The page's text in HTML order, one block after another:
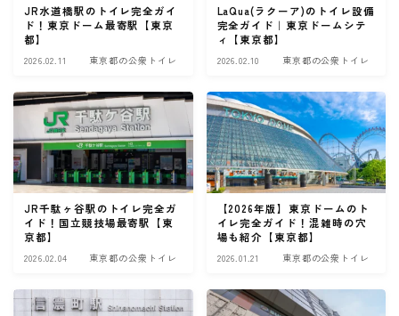
JR水道橋駅のトイレ完全ガイ
ド！東京ドーム最寄駅【東京
都】
2026.02.11 東京都の公衆トイレ
LaQua(ラクーア)のトイレ設備
完全ガイド｜東京ドームシテ
ィ【東京都】
2026.02.10 東京都の公衆トイレ
JR千駄ヶ谷駅のトイレ完全ガ
イド！国立競技場最寄駅【東
京都】
2026.02.04 東京都の公衆トイレ
【2026年版】東京ドームのト
イレ完全ガイド！混雑時の穴
場も紹介【東京都】
2026.01.21 東京都の公衆トイレ